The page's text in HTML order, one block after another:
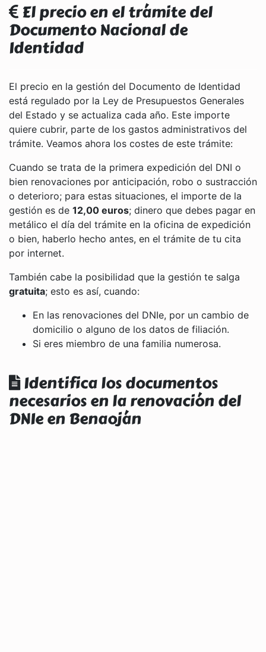
El precio en el trámite del
Documento Nacional de
Identidad
El precio en la gestión del Documento de Identidad
está regulado por la Ley de Presupuestos Generales
del Estado y se actualiza cada año. Este importe
quiere cubrir, parte de los gastos administrativos del
trámite. Veamos ahora los costes de este trámite:
Cuando se trata de la primera expedición del DNI o
bien renovaciones por anticipación, robo o sustracción
o deterioro; para estas situaciones, el importe de la
gestión es de 12,00 euros; dinero que debes pagar en
metálico el día del trámite en la oficina de expedición
o bien, haberlo hecho antes, en el trámite de tu cita
por internet.
También cabe la posibilidad que la gestión te salga
gratuita; esto es así, cuando:
En las renovaciones del DNIe, por un cambio de
domicilio o alguno de los datos de filiación.
Si eres miembro de una familia numerosa.
Identifica los documentos
necesarios en la renovación del
DNIe en Benaoján